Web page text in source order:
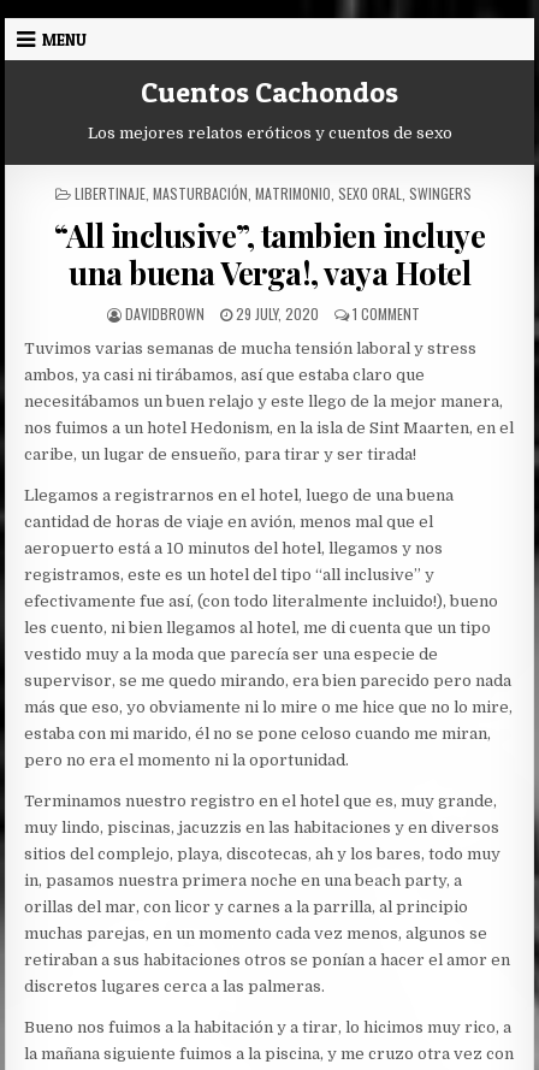
Skip
MENU
Cuentos Cachondos
Los mejores relatos eróticos y cuentos de sexo
POSTED
LIBERTINAJE MASTURBACIÓN MATRIMONIO SEXO ORAL SWINGERS
“All inclusive”, tambien incluye
una buena Verga!, vaya Hotel
AUTHOR:
DAVIDBROWN
PUBLISHED
29 JULY, 2020 1 COMMENT
INCLUSIVE”,
TAMBIEN
INCLUYE
BUENA
HOTEL
Tuvimos varias semanas de mucha tensión laboral y stress
ambos, ya casi ni tirábamos, así que estaba claro que
necesitábamos un buen relajo y este llego de la mejor manera,
nos fuimos a un hotel Hedonism, en la isla de Sint Maarten, en el
caribe, un lugar de ensueño, para tirar y ser tirada!
Llegamos a registrarnos en el hotel, luego de una buena
cantidad de horas de viaje en avión, menos mal que el
aeropuerto está a 10 minutos del hotel, llegamos y nos
registramos, este es un hotel del tipo “all inclusive” y
efectivamente fue así, (con todo literalmente incluido!), bueno
les cuento, ni bien llegamos al hotel, me di cuenta que un tipo
vestido muy a la moda que parecía ser una especie de
supervisor, se me quedo mirando, era bien parecido pero nada
más que eso, yo obviamente ni lo mire o me hice que no lo mire,
estaba con mi marido, él no se pone celoso cuando me miran,
pero no era el momento ni la oportunidad.
Terminamos nuestro registro en el hotel que es, muy grande,
muy lindo, piscinas, jacuzzis en las habitaciones y en diversos
sitios del complejo, playa, discotecas, ah y los bares, todo muy
in, pasamos nuestra primera noche en una beach party, a
orillas del mar, con licor y carnes a la parrilla, al principio
muchas parejas, en un momento cada vez menos, algunos se
retiraban a sus habitaciones otros se ponían a hacer el amor en
discretos lugares cerca a las palmeras.
Bueno nos fuimos a la habitación y a tirar, lo hicimos muy rico, a
la mañana siguiente fuimos a la piscina, y me cruzo otra vez con